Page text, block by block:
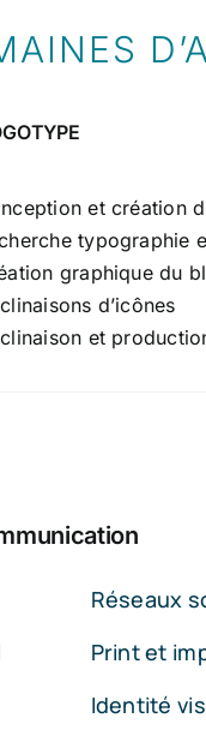
et création
typographie
graphique du
d’icônes
et
Réseaux
Print et
Identité